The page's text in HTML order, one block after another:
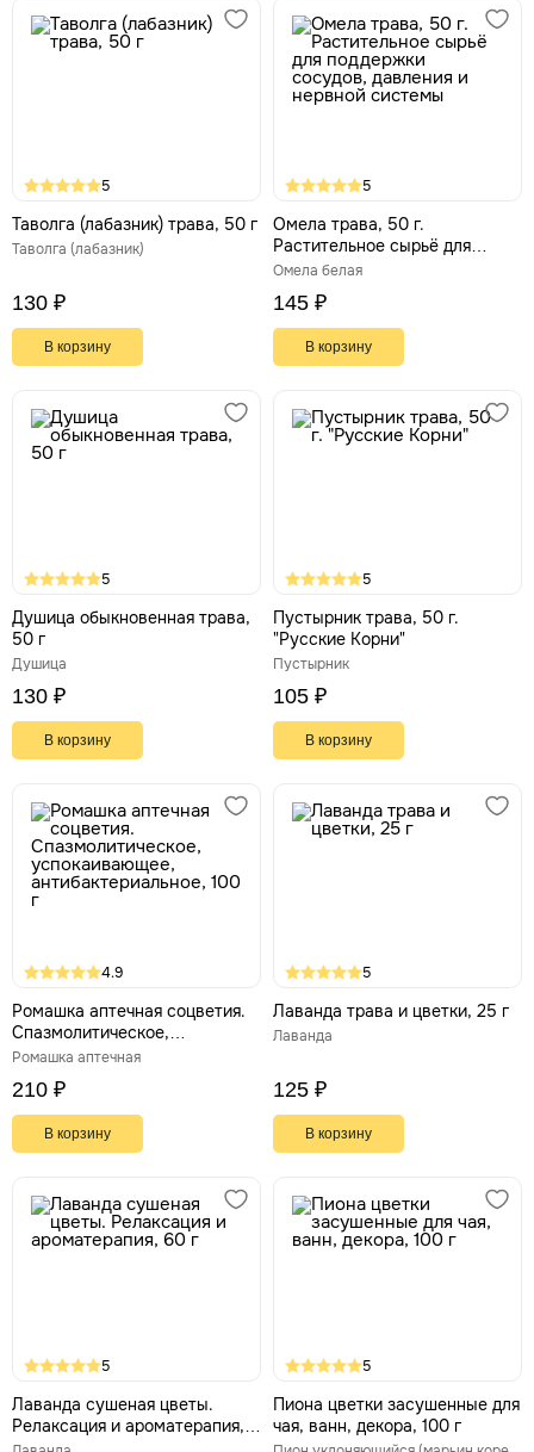
5
Таволга (лабазник) трава, 50 г
Таволга (лабазник)
130 ₽
В корзину
5
Омела трава, 50 г.
Растительное сырьё для
поддержки сосудов, давления
Омела белая
145 ₽
В корзину
5
Душица обыкновенная трава,
50 г
Душица
130 ₽
В корзину
5
Пустырник трава, 50 г.
"Русские Корни"
Пустырник
105 ₽
В корзину
4.9
Ромашка аптечная соцветия.
Спазмолитическое,
успокаивающее,
Ромашка аптечная
210 ₽
В корзину
5
Лаванда трава и цветки, 25 г
Лаванда
125 ₽
В корзину
5
Лаванда сушеная цветы.
Релаксация и ароматерапия,
60 г
5
Пиона цветки засушенные для
чая, ванн, декора, 100 г